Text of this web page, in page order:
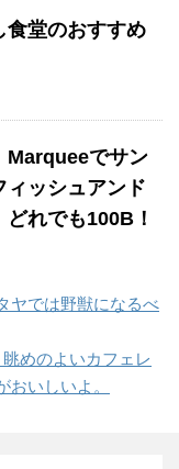
食堂のおすすめ
Marqueeでサン
ィッシュアンド
れでも100B！
ヤでは野獣になるべ
めのよいカフェレ
いしいよ。